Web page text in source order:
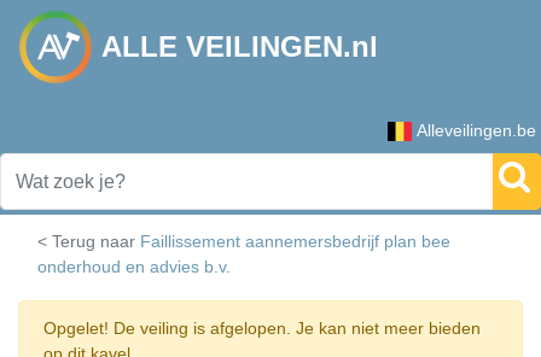
ALLE VEILINGEN.nl
Alleveilingen.be
< Terug naar Faillissement aannemersbedrijf plan bee
onderhoud en advies b.v.
Opgelet! De veiling is afgelopen. Je kan niet meer bieden